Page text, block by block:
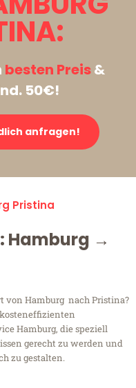
besten Preis&
50€!
anfragen!
Pristina
Hamburg →
von Hamburg nach Pristina?
Hamburg, die speziell
gerecht zu werden und
zu gestalten.